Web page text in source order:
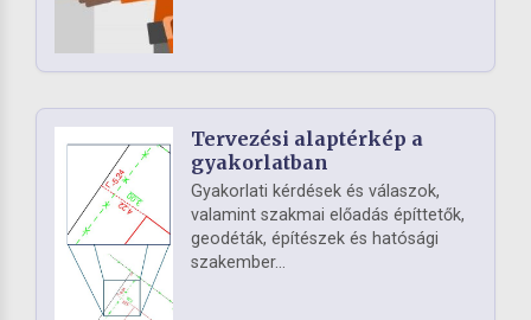
Tervezési alaptérkép a
gyakorlatban
Gyakorlati kérdések és válaszok,
valamint szakmai előadás építtetők,
geodéták, építészek és hatósági
szakember...